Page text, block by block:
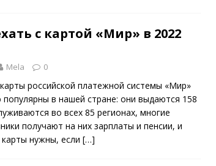
с картой «Мир» в 2022
Mela 0
российской платежной системы «Мир»
в нашей стране: они выдаются 158
во всех 85 регионах, многие
получают на них зарплаты и пенсии, и
нужны, если […]